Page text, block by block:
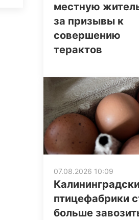
местную
за призывы к
совершению
терактов
07.08.2026 10:09
птицефабрики
больше